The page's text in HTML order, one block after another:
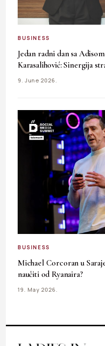
BUSINESS
Jedan radni dan sa
Karasalihović: Sinergija
9. June 2026.
BUSINESS
Michael Corcoran u
naučiti od Ryanaira?
19. May 2026.